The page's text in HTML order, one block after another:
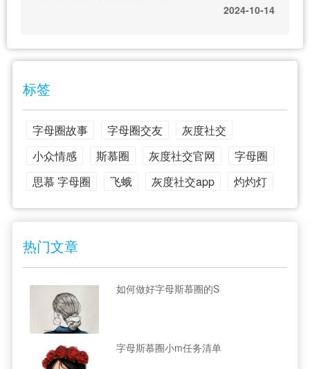
2024-10-14
标签
字母圈故事 字母圈交友
灰度社交
小众情感
斯慕圈 灰度社交官网
字母圈
思慕 字母圈
飞蛾 灰度社交app 灼灼灯
热门文章
如何做好字母斯慕圈的S
字母斯慕圈小m任务清单